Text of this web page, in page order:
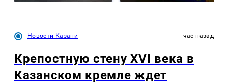
Новости Казани час назад
Крепостную стену XVI века в
Казанском кремле ждет